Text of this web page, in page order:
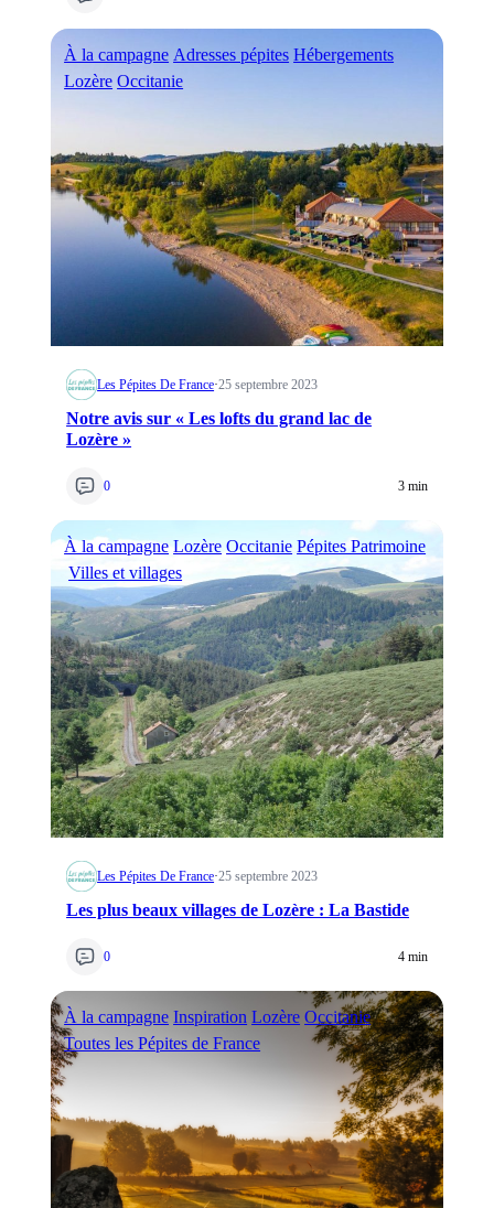
À la campagne Adresses pépites Hébergements
Lozère Occitanie
Les Pépites De France·25 septembre 2023
Notre avis sur « Les lofts du grand lac de
Lozère »
0 3 min
À la campagne Lozère Occitanie Pépites Patrimoine
Villes et villages
Les Pépites De France·25 septembre 2023
Les plus beaux villages de Lozère : La Bastide
0 4 min
À la campagne Inspiration Lozère Occitanie
Toutes les Pépites de France